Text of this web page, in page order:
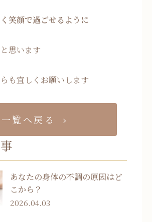
笑顔で過ごせるように
思います
も宜しくお願いします
一覧へ戻る
あなたの身体の不調の原因はど
こから？
2026.04.03